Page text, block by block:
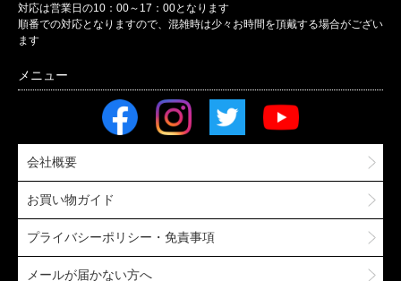
対応は営業日の10：00～17：00となります
順番での対応となりますので、混雑時は少々お時間を頂戴する場合がござい
ます
会社概要
お買い物ガイド
プライバシーポリシー・免責事項
メールが届かない方へ